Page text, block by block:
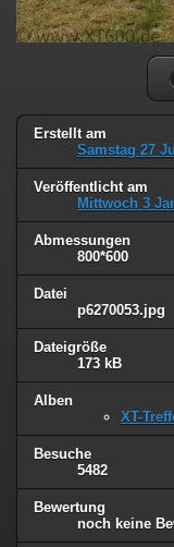
Erstellt am
Samstag 27
Veröffentlicht am
Mittwoch 3
Abmessungen
800*600
Datei
p6270053.jpg
Dateigröße
173 kB
Alben
XT-
Besuche
5482
Bewertung
noch keine